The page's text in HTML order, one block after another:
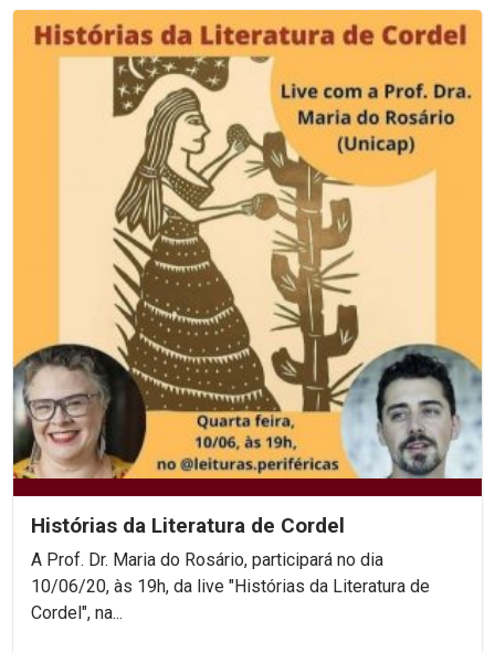
Histórias da Literatura de Cordel
A Prof. Dr. Maria do Rosário, participará no dia
10/06/20, às 19h, da live "Histórias da Literatura de
Cordel", na...